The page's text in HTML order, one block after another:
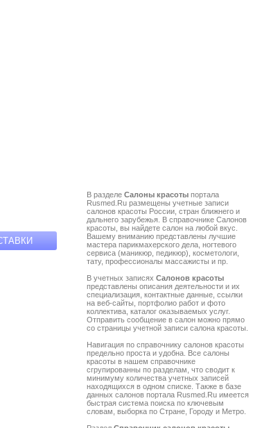
В разделе Салоны красоты портала
Rusmed.Ru размещены учетные записи
салонов красоты России, стран ближнего и
дальнего зарубежья. В справочнике Салонов
красоты, вы найдете салон на любой вкус.
Вашему вниманию представлены лучшие
мастера парикмахерского дела, ногтевого
сервиса (маникюр, педикюр), косметологи,
тату, профессионалы массажисты и пр.
В учетных записях Салонов красоты
представлены описания деятельности и их
специализация, контактные данные, ссылки
на веб-сайты, портфолио работ и фото
коллектива, каталог оказываемых услуг.
Отправить сообщение в салон можно прямо
со страницы учетной записи салона красоты.
Навигация по справочнику салонов красоты
предельно проста и удобна. Все салоны
красоты в нашем справочнике
сгрупированны по разделам, что сводит к
минимуму количества учетных записей
находящихся в одном списке. Также в базе
данных салонов портала Rusmed.Ru имеется
быстрая система поиска по ключевым
словам, выборка по Стране, Городу и Метро.